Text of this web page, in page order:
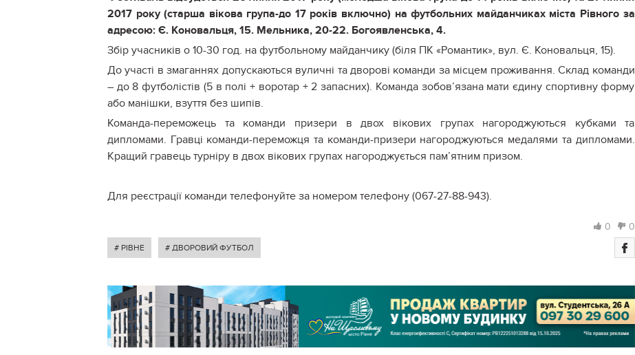
2017 року (старша вікова група-до 17 років включно) на футбольних майданчиках міста Рівного за
адресою: Є. Коновальця, 15. Мельника, 20-22. Богоявленська, 4.
Збір учасників о 10-30 год. на футбольному майданчику (біля ПК «Романтик», вул. Є. Коновальця, 15).
До участі в змаганнях допускаються вуличні та дворові команди за місцем проживання. Склад команди
– до 8 футболістів (5 в полі + воротар + 2 запасних). Команда зобов’язана мати єдину спортивну форму
або манішки, взуття без шипів.
Команда-переможець та команди призери в двох вікових групах нагороджуються кубками та
дипломами. Гравці команди-переможця та команди-призери нагороджуються медалями та дипломами.
Кращий гравець турніру в двох вікових групах нагороджується пам’ятним призом.
Для реєстрації команди телефонуйте за номером телефону (067-27-88-943).
0 0
# РІВНЕ # ДВОРОВИЙ ФУТБОЛ